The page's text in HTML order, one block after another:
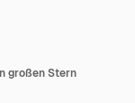
großen Stern